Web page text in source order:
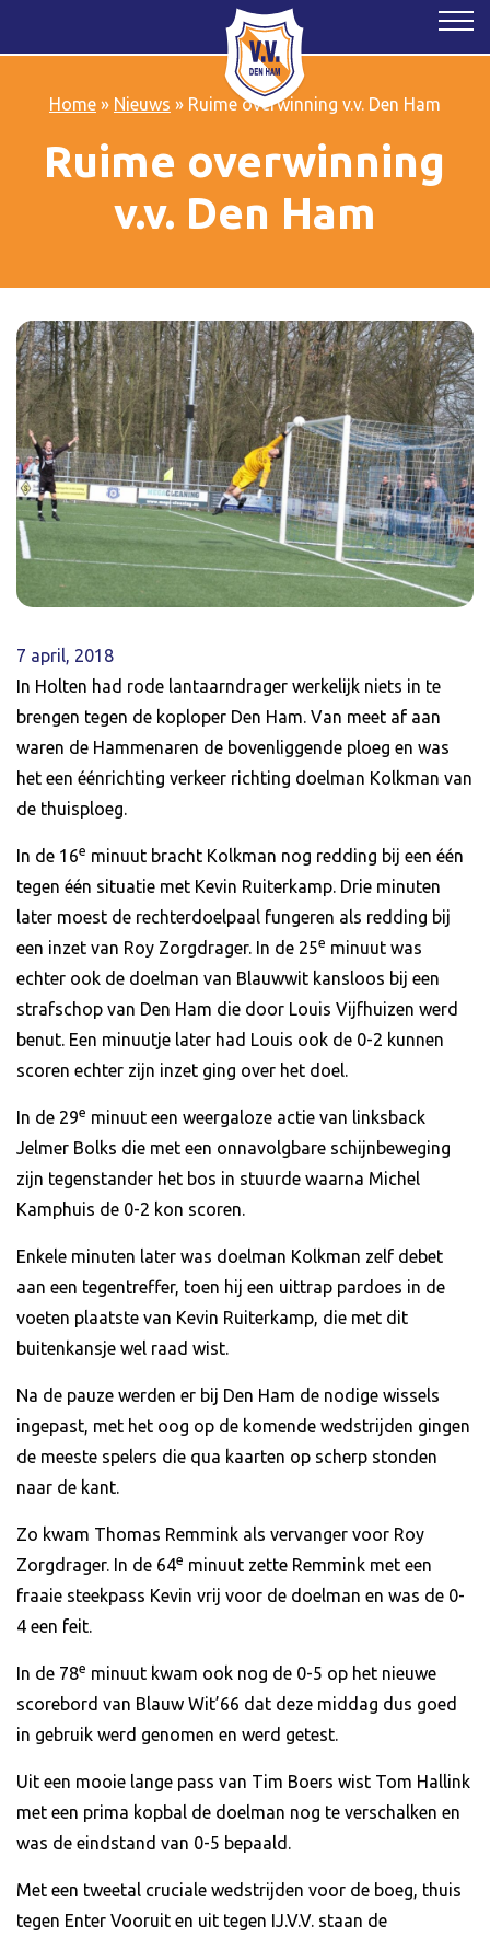
Home» Nieuws » Ruime overwinning v.v. Den Ham
Ruime overwinning
v.v. Den Ham
7 april, 2018
In Holten had rode lantaarndrager werkelijk niets in te
brengen tegen de koploper Den Ham. Van meet af aan
waren de Hammenaren de bovenliggende ploeg en was
het een éénrichting verkeer richting doelman Kolkman van
de thuisploeg.
In de 16e minuut bracht Kolkman nog redding bij een één
tegen één situatie met Kevin Ruiterkamp. Drie minuten
later moest de rechterdoelpaal fungeren als redding bij
een inzet van Roy Zorgdrager. In de 25e minuut was
echter ook de doelman van Blauwwit kansloos bij een
strafschop van Den Ham die door Louis Vijfhuizen werd
benut. Een minuutje later had Louis ook de 0-2 kunnen
scoren echter zijn inzet ging over het doel.
In de 29e minuut een weergaloze actie van linksback
Jelmer Bolks die met een onnavolgbare schijnbeweging
zijn tegenstander het bos in stuurde waarna Michel
Kamphuis de 0-2 kon scoren.
Enkele minuten later was doelman Kolkman zelf debet
aan een tegentreffer, toen hij een uittrap pardoes in de
voeten plaatste van Kevin Ruiterkamp, die met dit
buitenkansje wel raad wist.
Na de pauze werden er bij Den Ham de nodige wissels
ingepast, met het oog op de komende wedstrijden gingen
de meeste spelers die qua kaarten op scherp stonden
naar de kant.
Zo kwam Thomas Remmink als vervanger voor Roy
Zorgdrager. In de 64e minuut zette Remmink met een
fraaie steekpass Kevin vrij voor de doelman en was de 0-
4 een feit.
In de 78e minuut kwam ook nog de 0-5 op het nieuwe
scorebord van Blauw Wit’66 dat deze middag dus goed
in gebruik werd genomen en werd getest.
Uit een mooie lange pass van Tim Boers wist Tom Hallink
met een prima kopbal de doelman nog te verschalken en
was de eindstand van 0-5 bepaald.
Met een tweetal cruciale wedstrijden voor de boeg, thuis
tegen Enter Vooruit en uit tegen IJ.V.V. staan de